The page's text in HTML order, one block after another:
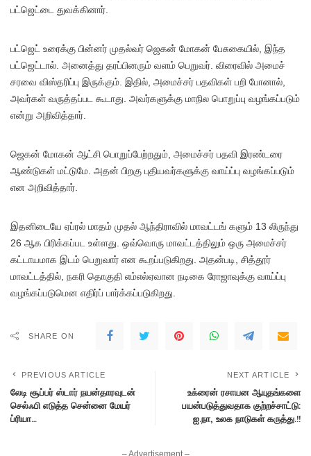
பட்ஜெட்டை துவக்கினார்.
பட்ஜெட் உரைக்கு பின்னர் முதல்வர் ஜெகன் மோகன் பேசுகையில், இந்த
பட்ஜெட்டால். அனைத்து தரப்பினரும் வளம் பெறுவர். விரைவில் அமைச்
சரவை விஸ்தரிப்பு இருக்கும். இதில், அமைச்சர் பதவிகள் பறி போனால்,
அவர்கள் வருத்தப்பட கூடாது. அவர்களுக்கு மாநில பொறுப்பு வழங்கப்படும்
என்று அறிவித்தார்.
ஜெகன் மோகன் ஆட்சி பொறுப்பேற்றதும், அமைச்சர் பதவி இரண்டரை
ஆண்டுகள் மட்டுமே. அதன் பிறகு புதியவர்களுக்கு வாய்ப்பு வழங்கப்படும்
என அறிவித்தார்.
இதனிடையே ஏப்ரல் மாதம் முதல் ஆந்திராவில் மாவட்டங் களும் 13 லிருந்து
26 ஆக பிரிக்கப்பட உள்ளது. ஒவ்வொரு மாவட்டத்திலும் ஒரு அமைச்சர்
கட்டாயமாக இடம் பெறுவார் என கூறப்படுகிறது. அதன்படி, சித்தூர்
மாவட்டத்தில், நகரி தொகுதி எம்எல்ஏவான நடிகை ரோஜாவுக்கு வாய்ப்பு
வழங்கப்படுமென எதிர்ப் பார்க்கப்படுகிறது.
SHARE ON
PREVIOUS ARTICLE
லேடி சூப்பர் ஸ்டார் நயன்தாரவுடன்
செல்ஃபி எடுத்த சென்னை மேயர்
ப்ரியா…
NEXT ARTICLE
உக்ரைன் ரசாயன ஆயுதங்களை
பயன்படுத்துவதாக குற்றச்சாட்டு:
ஐ.நா, உலக நாடுகள் கருத்து.!!